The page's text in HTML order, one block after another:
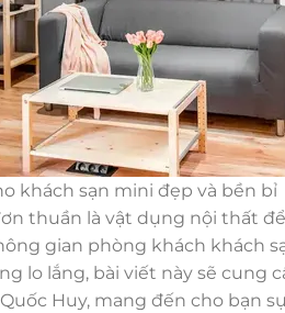
khách sạn mini đẹp và bền bỉ
thuần là vật dụng nội thất
gian phòng khách khách
lo lắng, bài viết này sẽ cung
Huy, mang đến cho bạn